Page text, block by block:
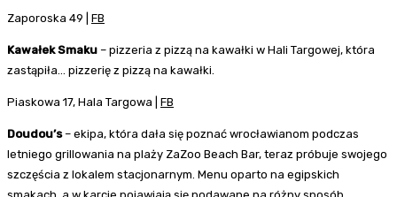
Zaporoska 49 | FB
Kawałek Smaku – pizzeria z pizzą na kawałki w Hali Targowej, która
zastąpiła… pizzerię z pizzą na kawałki.
Piaskowa 17, Hala Targowa | FB
Doudou’s– ekipa, która dała się poznać wrocławianom podczas
letniego grillowania na plaży ZaZoo Beach Bar, teraz próbuje swojego
szczęścia z lokalem stacjonarnym. Menu oparto na egipskich